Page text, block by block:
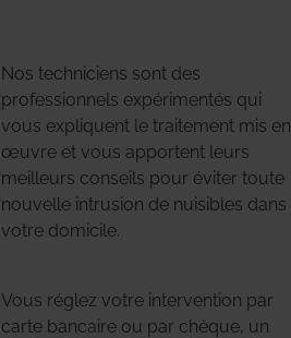
Nos techniciens sont des
professionnels expérimentés qui
vous expliquent le traitement mis en
œuvre et vous apportent leurs
meilleurs conseils pour éviter toute
nouvelle intrusion de nuisibles dans
votre domicile.
Vous réglez votre intervention par
carte bancaire ou par chèque, un